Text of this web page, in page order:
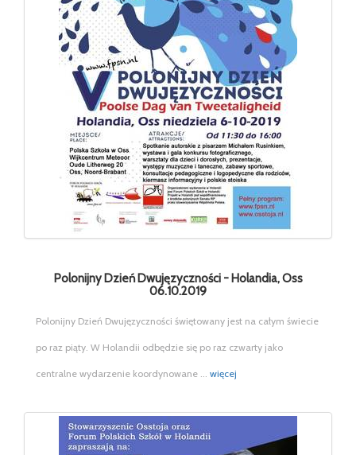
Polonijny Dzień Dwujęzyczności - Holandia, Oss
06.10.2019
Polonijny Dzień Dwujęzyczności świętowany jest na całym świecie
po raz piąty. W Holandii odbędzie się po raz czwarty jako
centralne wydarzenie koordynowane ... więcej